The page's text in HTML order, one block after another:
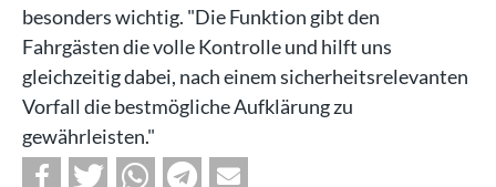
besonders wichtig. "Die Funktion gibt den
Fahrgästen die volle Kontrolle und hilft uns
gleichzeitig dabei, nach einem sicherheitsrelevanten
Vorfall die bestmögliche Aufklärung zu
gewährleisten."